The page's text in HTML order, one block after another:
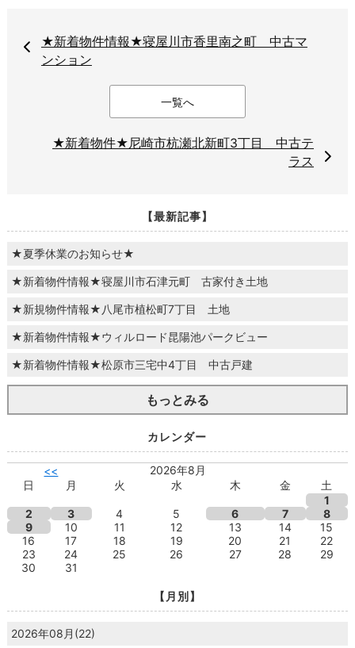
★新着物件情報★寝屋川市香里南之町 中古マ
ンション
一覧へ
★新着物件★尼崎市杭瀬北新町3丁目 中古テ
ラス
【最新記事】
★夏季休業のお知らせ★
★新着物件情報★寝屋川市石津元町 古家付き土地
★新規物件情報★八尾市植松町7丁目 土地
★新着物件情報★ウィルロード昆陽池パークビュー
★新着物件情報★松原市三宅中4丁目 中古戸建
もっとみる
カレンダー
<<
2026年8月
日
月 火 水 木 金
土
1
2
3 4 5 6 7
8
9
10 11 12 13 14
15
16
17 18 19 20 21
22
23
24 25 26 27 28
29
30
31
【月別】
2026年08月(22)